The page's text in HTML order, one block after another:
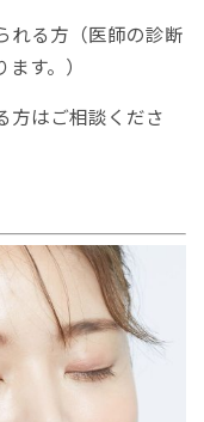
れる方（医師の診断
す。）
方はご相談くださ